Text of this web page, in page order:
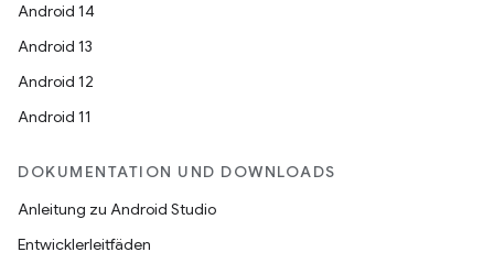
Android 14
Android 13
Android 12
Android 11
DOKUMENTATION UND DOWNLOADS
Anleitung zu Android Studio
Entwicklerleitfäden